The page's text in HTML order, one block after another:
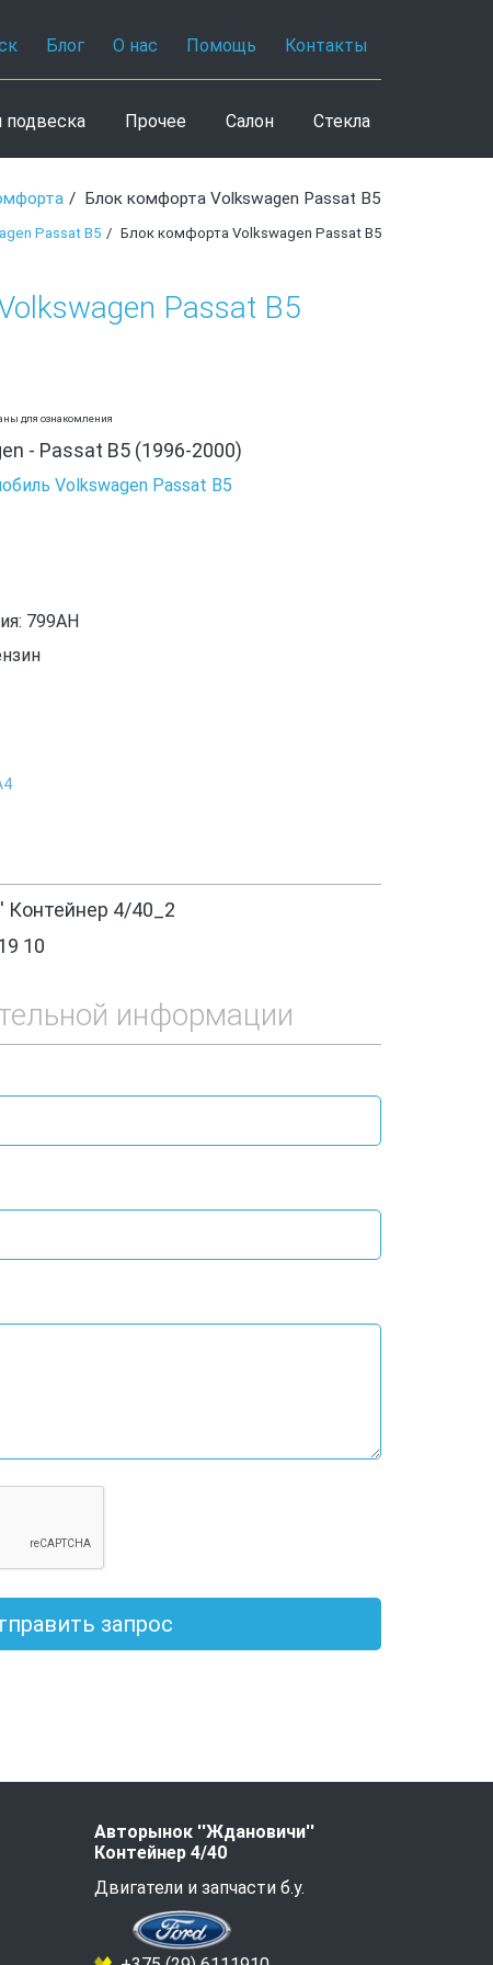
Блог О нас Помощь Контакты
подвеска Прочее Салон Стекла
Блок комфорта Volkswagen Passat B5
Passat B5 Блок комфорта Volkswagen Passat B5
Passat B5
для ознакомления
- Passat B5 (1996-2000)
Volkswagen Passat B5
799AH
4/40_2
10
информации
запрос
Авторынок ''Ждановичи''
Контейнер 4/40
Двигатели и запчасти б.у.